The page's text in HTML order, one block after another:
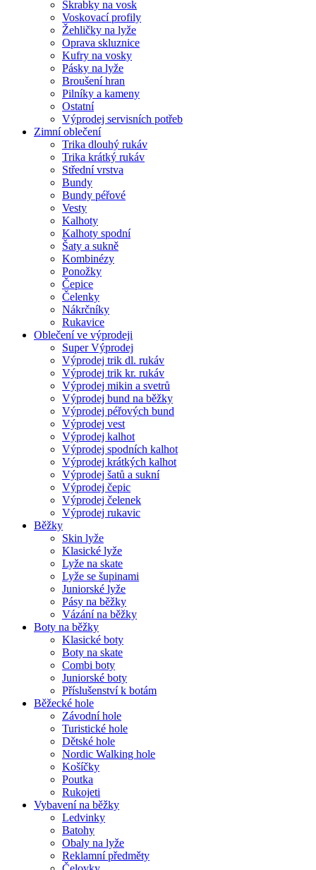
Škrabky na vosk
Voskovací profily
Žehličky na lyže
Oprava skluznice
Kufry na vosky
Pásky na lyže
Broušení hran
Pilníky a kameny
Ostatní
Výprodej servisních potřeb
Zimní oblečení
Trika dlouhý rukáv
Trika krátký rukáv
Střední vrstva
Bundy
Bundy péřové
Vesty
Kalhoty
Kalhoty spodní
Šaty a sukně
Kombinézy
Ponožky
Čepice
Čelenky
Nákrčníky
Rukavice
Oblečení ve výprodeji
Super Výprodej
Výprodej trik dl. rukáv
Výprodej trik kr. rukáv
Výprodej mikin a svetrů
Výprodej bund na běžky
Výprodej péřových bund
Výprodej vest
Výprodej kalhot
Výprodej spodních kalhot
Výprodej krátkých kalhot
Výprodej šatů a sukní
Výprodej čepic
Výprodej čelenek
Výprodej rukavic
Běžky
Skin lyže
Klasické lyže
Lyže na skate
Lyže se šupinami
Juniorské lyže
Pásy na běžky
Vázání na běžky
Boty na běžky
Klasické boty
Boty na skate
Combi boty
Juniorské boty
Příslušenství k botám
Běžecké hole
Závodní hole
Turistické hole
Dětské hole
Nordic Walking hole
Košíčky
Poutka
Rukojeti
Vybavení na běžky
Ledvinky
Batohy
Obaly na lyže
Reklamní předměty